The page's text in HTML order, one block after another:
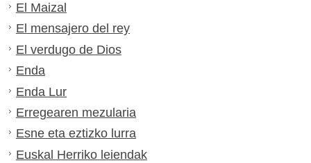
El Maizal
El mensajero del rey
El verdugo de Dios
Enda
Enda Lur
Erregearen mezularia
Esne eta eztizko lurra
Euskal Herriko leiendak